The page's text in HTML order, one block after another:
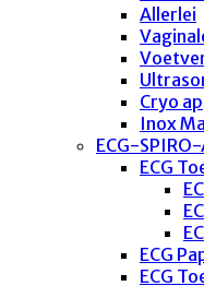
Allerlei
Cryo
Inox
ECG-
ECG
ECG
ECG